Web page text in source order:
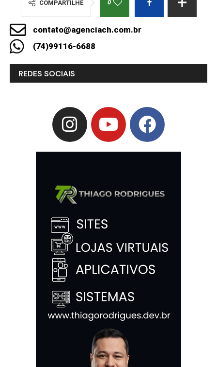
COMPARTILHE 0
contato@agenciach.com.br
(74)99116-6688
REDES SOCIAIS